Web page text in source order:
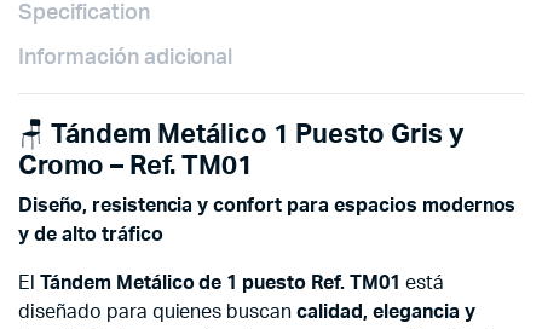
Specification
Información adicional
🪑 Tándem Metálico 1 Puesto Gris y
Cromo – Ref. TM01
Diseño, resistencia y confort para espacios modernos
y de alto tráfico
El Tándem Metálico de 1 puesto Ref. TM01 está
diseñado para quienes buscancalidad, elegancia y